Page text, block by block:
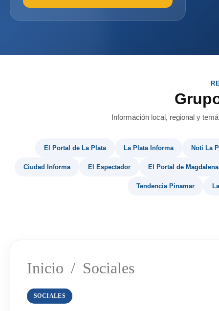
Información local, regional y
El Portal de La Plata La Plata Informa Noti La
Ciudad Informa El Espectador El Portal de Magdalena
Tendencia Pinamar
Inicio / Sociales
SOCIALES